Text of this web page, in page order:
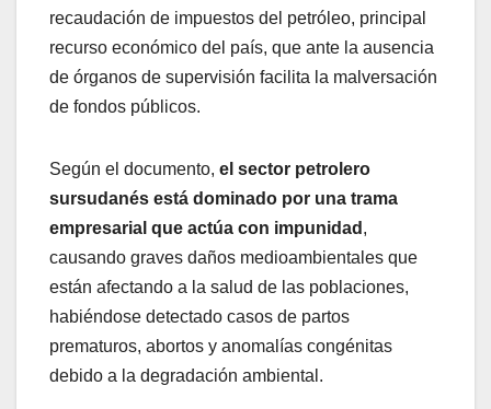
recaudación de impuestos del petróleo, principal
recurso económico del país, que ante la ausencia
de órganos de supervisión facilita la malversación
de fondos públicos.
Según el documento, el sector petrolero
sursudanés está dominado por una trama
empresarial que actúa con impunidad ,
causando graves daños medioambientales que
están afectando a la salud de las poblaciones,
habiéndose detectado casos de partos
prematuros, abortos y anomalías congénitas
debido a la degradación ambiental.